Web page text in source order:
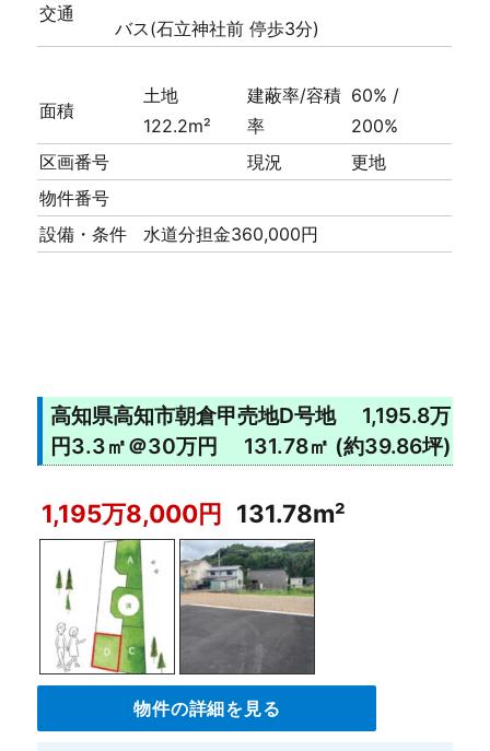
交通
バス(石立神社前 停歩3分)
面積
土地
122.2m²
建蔽率/容積
率
60% /
200%
区画番号
現況
更地
物件番号
設備・条件
水道分担金360,000円
高知県高知市朝倉甲売地D号地 1,195.8万
円3.3㎡＠30万円 131.78㎡ (約39.86坪)
1,195万8,000円 131.78m²
物件の詳細を見る